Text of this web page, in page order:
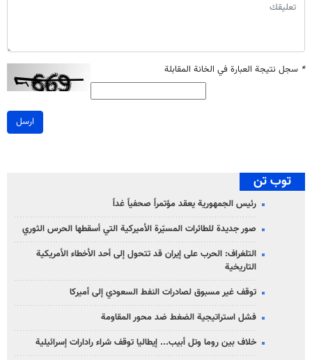
* سجل نتيجة العبارة في الخانة المقابلة
ارسل
توب تن
رئيس الجمهورية يعقد مؤتمراً صحفياً غداً
صور جديدة للطائرات المسيّرة الأميركية التي أسقطها الحرس الثوري
التلغراف: الحرب على إيران قد تتحول إلى أحد الأخطاء الأمريكية
التاريخية
توقف غير مسبوق لصادرات النفط السعودي إلى أميركا
فشل استراتيجية الضغط ضد محور المقاومة
خلاف بين روما وتل أبيب... إيطاليا توقف شراء رادارات إسرائيلية